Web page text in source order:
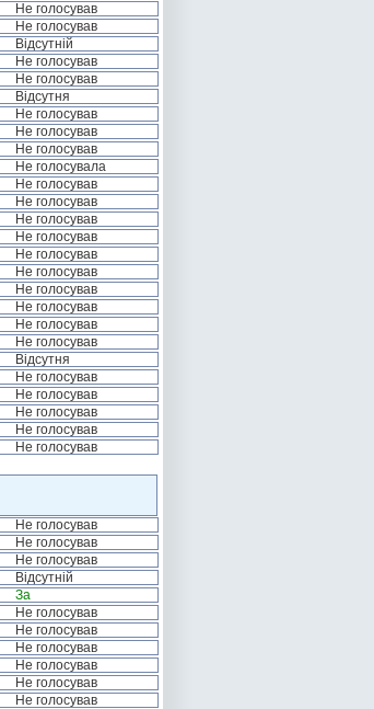
Не голосував
Не голосував
Відсутній
Не голосував
Не голосував
Відсутня
Не голосував
Не голосував
Не голосував
Не голосувала
Не голосував
Не голосував
Не голосував
Не голосував
Не голосував
Не голосував
Не голосував
Не голосував
Не голосував
Не голосував
Відсутня
Не голосував
Не голосував
Не голосував
Не голосував
Не голосував
Не голосував
Не голосував
Не голосував
Відсутній
За
Не голосував
Не голосував
Не голосував
Не голосував
Не голосував
Не голосував